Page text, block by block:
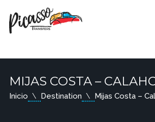
MIJAS COSTA –
Inicio Destination Mijas Costa –